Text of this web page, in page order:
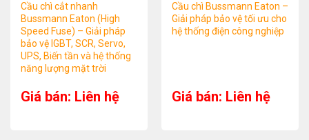
Cầu chì cắt nhanh
Bussmann Eaton (High
Speed Fuse) – Giải pháp
bảo vệ IGBT, SCR, Servo,
UPS, Biến tần và hệ thống
năng lượng mặt trời
Giá bán: Liên hệ
Cầu chì Bussmann Eaton –
Giải pháp bảo vệ tối ưu cho
hệ thống điện công nghiệp
Giá bán: Liên hệ